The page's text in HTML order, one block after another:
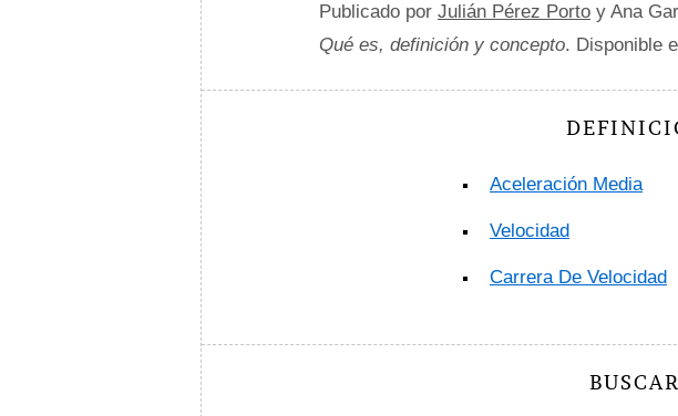
Publicado por Julián Pérez Porto y Ana
Qué es, definición y concepto. Disponible
Aceleración Media
Velocidad
Carrera De Velocidad